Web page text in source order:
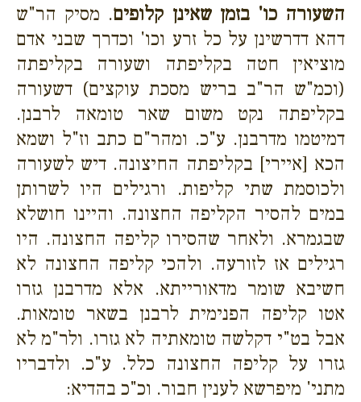
השעורה כו' בזמן שאינן קלופים. מסיק הר"ש
דהא דדרשינן על כל זרע וכו' וכדרך שבני אדם
מוציאין חטה בקליפתה ושעורה בקליפתה
(וכמ"ש הר"ב בריש מסכת עוקצים) דשעורה
בקליפתה נקט משום שאר טומאה לרבנן.
דמיטמו מדרבנן. ע"כ. ומהר"ם כתב וז"ל ושמא
הכא [איירי] בקליפתה החיצונה. דיש לשעורה
ולכוסמת שתי קליפות. ורגילים היו לשרותן
במים להסיר הקליפה החצונה. והיינו חושלא
שבגמרא. ולאחר שהסירו קליפה החצונה. היו
רגילים אז לזורעה. ולהכי קליפה החצונה לא
חשיבא שומר מדאורייתא. אלא מדרבנן גזרו
אטו קליפה הפנימית לרבנן בשאר טומאות.
אבל בט"י דקלשה טומאתיה לא גזרו. ולר"מ לא
גזרו על קליפה החצונה כלל. ע"כ. ולדבריו
מתני' מיפרשא לענין חבור. וכ"כ בהדיא: